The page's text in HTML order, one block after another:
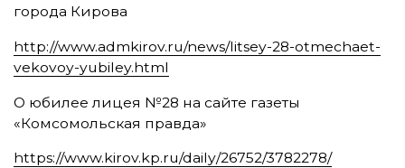
города Кирова
http://www.admkirov.ru/news/litsey-28-otmechaet-
vekovoy-yubiley.html
О юбилее лицея №28 на сайте газеты
«Комсомольская правда»
https://www.kirov.kp.ru/daily/26752/3782278/